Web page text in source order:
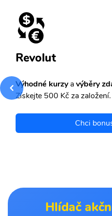
Revolut
Výhodné kurzyavýběry
Získejte 500 Kč za založení.
Chci
Hlídač